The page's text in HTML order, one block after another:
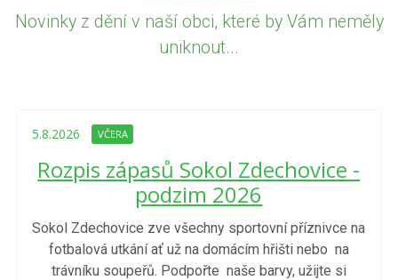
Novinky z dění v naší obci, které by Vám neměly
uniknout...
5.8.2026 VČERA
Rozpis zápasů Sokol Zdechovice -
podzim 2026
Sokol Zdechovice zve všechny sportovní příznivce na
fotbalová utkání ať už na domácím hřišti nebo na
trávníku soupeřů. Podpořte naše barvy, užijte si